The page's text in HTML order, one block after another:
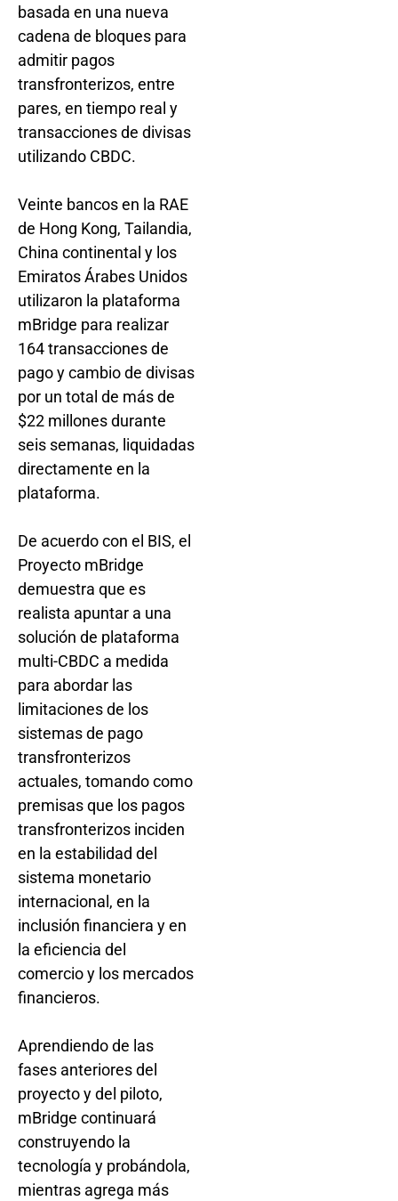
basada en una nueva
cadena de bloques para
admitir pagos
transfronterizos, entre
pares, en tiempo real y
transacciones de divisas
utilizando CBDC.
Veinte bancos en la RAE
de Hong Kong, Tailandia,
China continental y los
Emiratos Árabes Unidos
utilizaron la plataforma
mBridge para realizar
164 transacciones de
pago y cambio de divisas
por un total de más de
$22 millones durante
seis semanas, liquidadas
directamente en la
plataforma.
De acuerdo con el BIS, el
Proyecto mBridge
demuestra que es
realista apuntar a una
solución de plataforma
multi-CBDC a medida
para abordar las
limitaciones de los
sistemas de pago
transfronterizos
actuales, tomando como
premisas que los pagos
transfronterizos inciden
en la estabilidad del
sistema monetario
internacional, en la
inclusión financiera y en
la eficiencia del
comercio y los mercados
financieros.
Aprendiendo de las
fases anteriores del
proyecto y del piloto,
mBridge continuará
construyendo la
tecnología y probándola,
mientras agrega más